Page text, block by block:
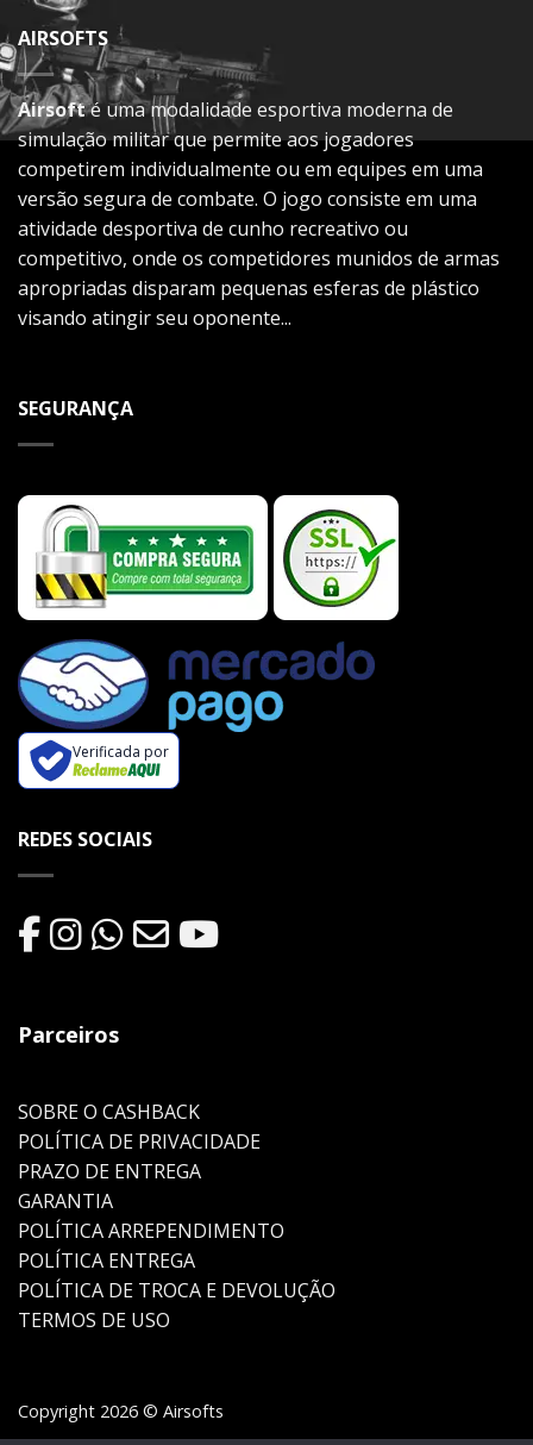
AIRSOFTS
Airsofté uma modalidade esportiva moderna de
simulação militar que permite aos jogadores
competirem individualmente ou em equipes em uma
versão segura de combate. O jogo consiste em uma
atividade desportiva de cunho recreativo ou
competitivo, onde os competidores munidos de armas
apropriadas disparam pequenas esferas de plástico
visando atingir seu oponente...
SEGURANÇA
Verificada por
REDES SOCIAIS
Parceiros
SOBRE O CASHBACK
POLÍTICA DE PRIVACIDADE
PRAZO DE ENTREGA
GARANTIA
POLÍTICA ARREPENDIMENTO
POLÍTICA ENTREGA
POLÍTICA DE TROCA E DEVOLUÇÃO
TERMOS DE USO
Copyright 2026 © Airsofts